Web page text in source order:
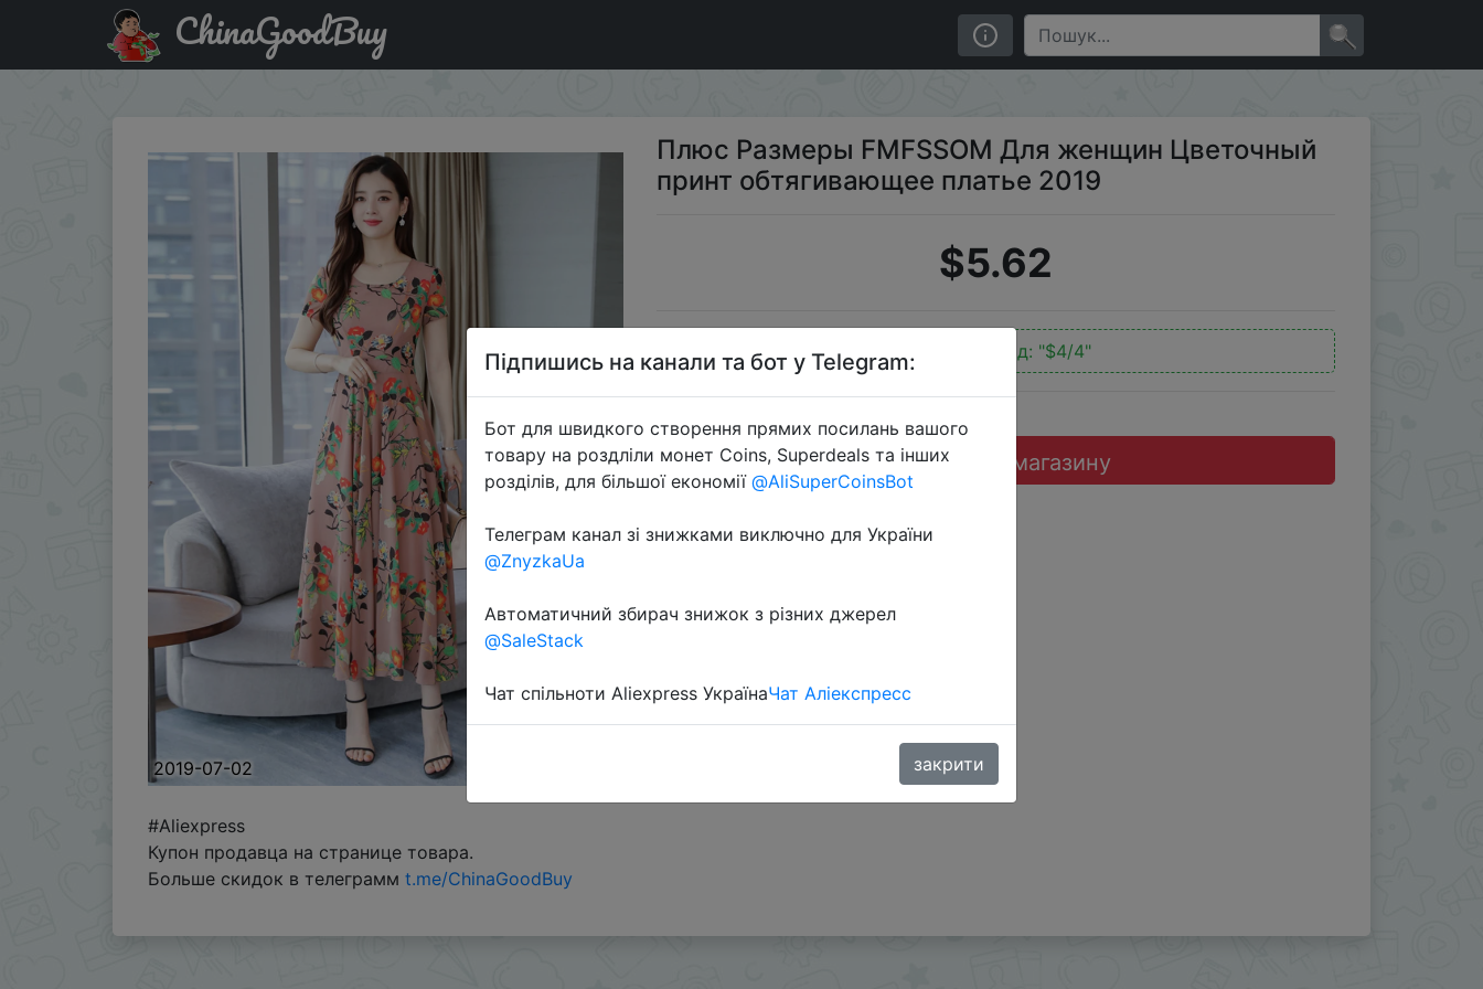
Паридбати з промокодом $4/4 Плюс Размеры FMFSSOM Для женщин Цветочный принт обтягивающее платье 2019
ChinaGoodBuy
2019-07-02
Плюс Размеры FMFSSOM Для женщин Цветочный
принт обтягивающее платье 2019
$5.62
Промокод: "$4/4"
Перейти до магазину
#Aliexpress
Купон продавца на странице товара.
Больше скидок в телеграмм t.me/ChinaGoodBuy
Підпишись на канали та бот у Telegram:
Бот для швидкого створення прямих посилань вашого
товару на роздліли монет Coins, Superdeals та інших
розділів, для більшої економії @AliSuperCoinsBot
Телеграм канал зі знижками виключно для України
@ZnyzkaUa
Автоматичний збирач знижок з різних джерел
@SaleStack
Чат спільноти Aliexpress УкраїнаЧат Аліекспресс
закрити